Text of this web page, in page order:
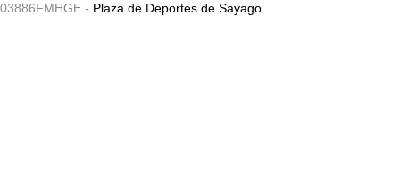
03886FMHGE - Plaza de Deportes de Sayago.